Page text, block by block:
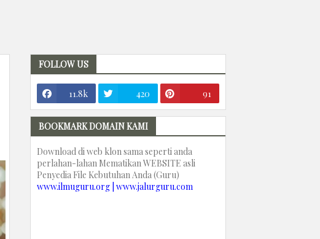
FOLLOW US
11.8k 420 91
BOOKMARK DOMAIN KAMI
Download di web klon sama seperti anda
perlahan-lahan Mematikan WEBSITE asli
Penyedia File Kebutuhan Anda (Guru)
www.ilmuguru.org | www.jalurguru.com